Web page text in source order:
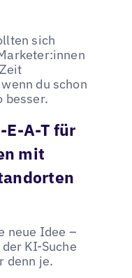
sich
du schon
besser.
E-A-T für
mit
neue Idee –
KI-Suche
denn je.